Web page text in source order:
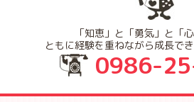
「知恵」と「勇気」と「
ともに経験を重ねながら成長で
0986-